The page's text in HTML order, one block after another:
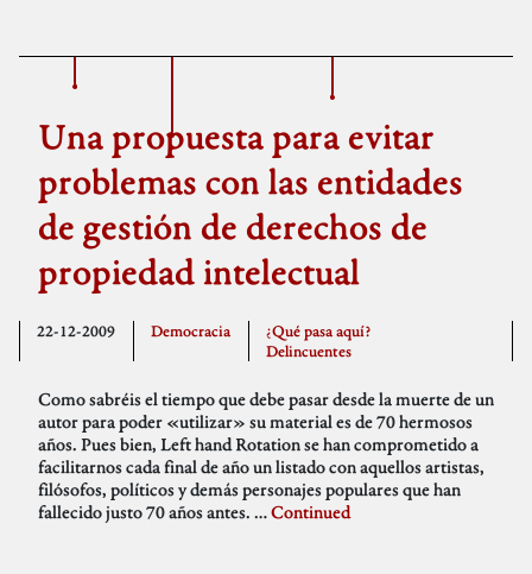
Una propuesta para evitar
problemas con las entidades
de gestión de derechos de
propiedad intelectual
22-12-2009 Democracia
¿Qué pasa aquí?
Delincuentes
Como sabréis el tiempo que debe pasar desde la muerte de un
autor para poder «utilizar» su material es de 70 hermosos
años. Pues bien, Left hand Rotation se han comprometido a
facilitarnos cada final de año un listado con aquellos artistas,
filósofos, políticos y demás personajes populares que han
fallecido justo 70 años antes. …Continued